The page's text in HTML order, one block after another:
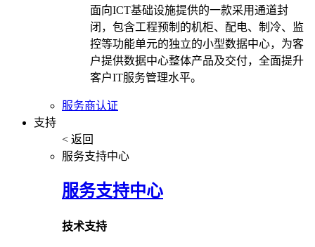
面向ICT基础设施提供的一款采用通道封
闭，包含工程预制的机柜、配电、制冷、监
控等功能单元的独立的小型数据中心，为客
户提供数据中心整体产品及交付，全面提升
客户IT服务管理水平。
服务商认证
支持
< 返回
服务支持中心
服务支持中心
技术支持